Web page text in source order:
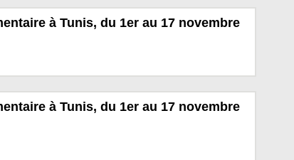
à Tunis, du 1er au 17 novembre
à Tunis, du 1er au 17 novembre